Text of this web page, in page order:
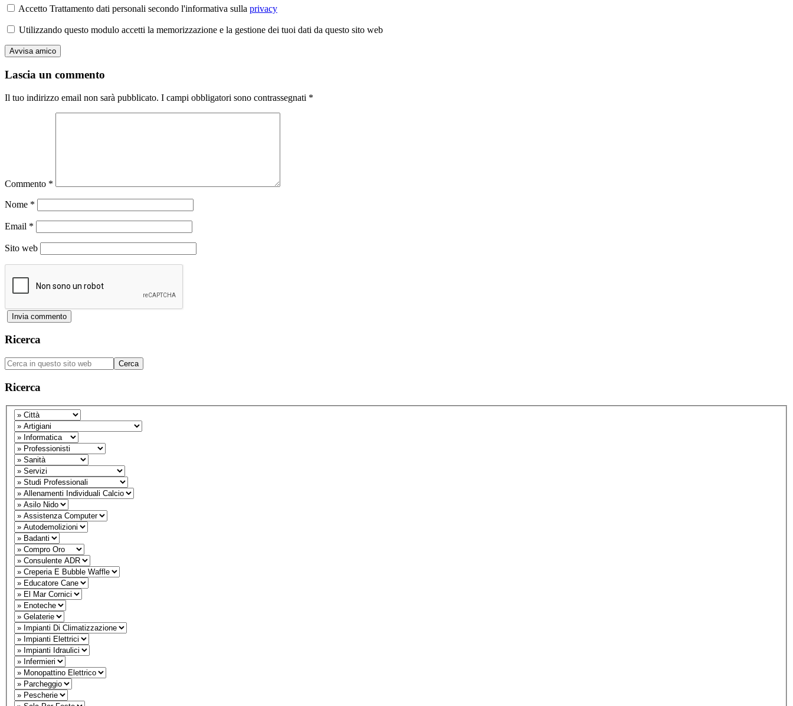
Accetto Trattamento dati personali secondo l'informativa sulla privacy
Utilizzando questo modulo accetti la memorizzazione e la gestione dei tuoi dati da questo sito web
Lascia un commento
Il tuo indirizzo email non sarà pubblicato. I campi obbligatori sono contrassegnati *
Commento *
Nome *
Email *
Sito web
Barra
laterale
primaria
Ricerca
Cerca
in
questo
sito
web
Ricerca